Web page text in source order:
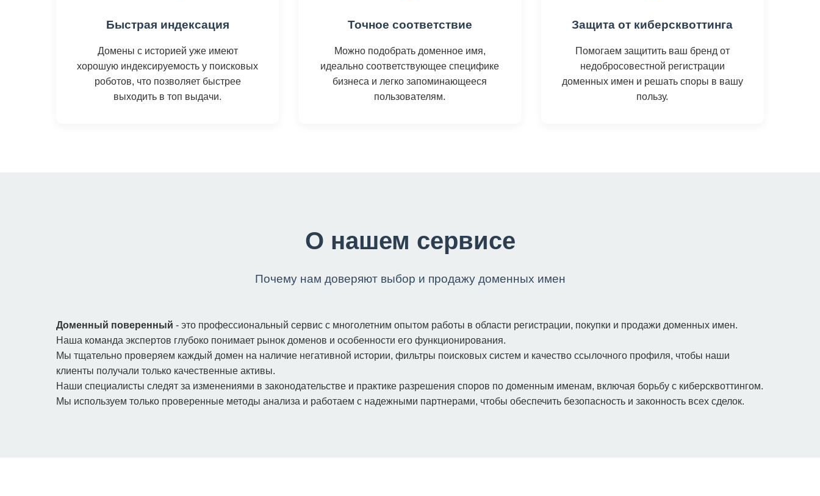
Быстрая индексация
Домены с историей уже имеют
хорошую индексируемость у поисковых
роботов, что позволяет быстрее
выходить в топ выдачи.
Точное соответствие
Можно подобрать доменное имя,
идеально соответствующее специфике
бизнеса и легко запоминающееся
пользователям.
Защита от киберсквоттинга
Помогаем защитить ваш бренд от
недобросовестной регистрации
доменных имен и решать споры в вашу
пользу.
О нашем сервисе
Почему нам доверяют выбор и продажу доменных имен
Доменный поверенный - это профессиональный сервис с многолетним опытом работы в области регистрации, покупки и продажи доменных имен.
Наша команда экспертов глубоко понимает рынок доменов и особенности его функционирования.
Мы тщательно проверяем каждый домен на наличие негативной истории, фильтры поисковых систем и качество ссылочного профиля, чтобы наши
клиенты получали только качественные активы.
Наши специалисты следят за изменениями в законодательстве и практике разрешения споров по доменным именам, включая борьбу с киберсквоттингом.
Мы используем только проверенные методы анализа и работаем с надежными партнерами, чтобы обеспечить безопасность и законность всех сделок.